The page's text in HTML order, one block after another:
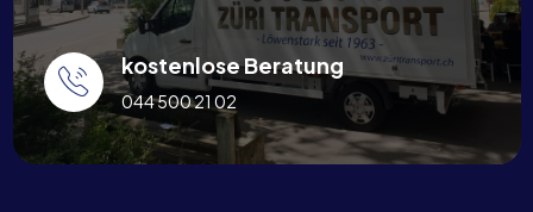
kostenlose Beratung
044 500 21 02